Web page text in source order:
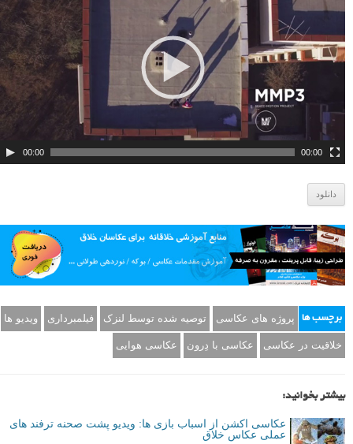
ر
و
ی
د
و
00:00 00:00
دانلود
برچسب ها پروژه های عکاسی توصیه شده توسط لنزک فیلمبرداری ویدیو ها
خلاقیت در عکاسی عکاسی با دِرون عکاسی هوایی
بیشتر بخوانید:
عکاسی اکشن از اسباب بازی ها: ویدیو پشت صحنه ترفند های
عملی عکاس خلاق